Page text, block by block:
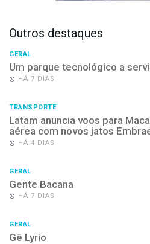
Outros destaques
GERAL
Um parque tecnológico a
HÁ 7 DIAS
TRANSPORTE
Latam anuncia voos para
aérea com novos jatos
HÁ 4 DIAS
GERAL
Gente Bacana
HÁ 7 DIAS
GERAL
Gê Lyrio